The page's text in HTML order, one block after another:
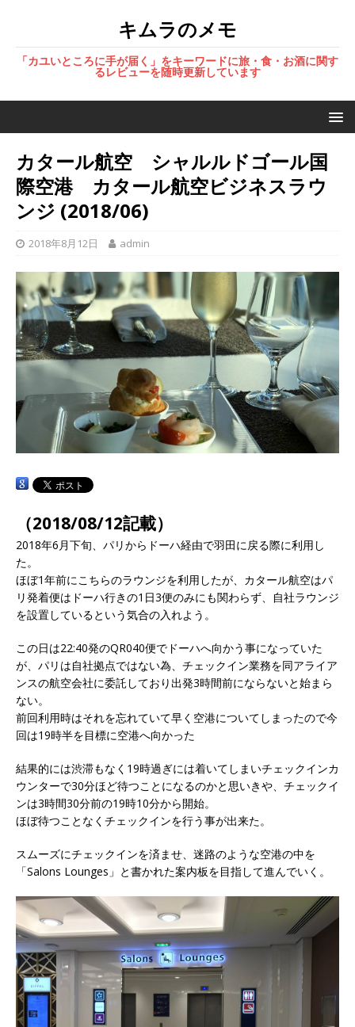
キムラのメモ
「カユいところに手が届く」をキーワードに旅・食・お酒に関す
るレビューを随時更新しています
カタール航空 シャルルドゴール国
際空港 カタール航空ビジネスラウ
ンジ (2018/06)
2018年8月12日 admin
（2018/08/12記載）
2018年6月下旬、パリからドーハ経由で羽田に戻る際に利用し
た。
ほぼ1年前にこちらのラウンジを利用したが、カタール航空はパ
リ発着便はドーハ行きの1日3便のみにも関わらず、自社ラウンジ
を設置しているという気合の入れよう。
この日は22:40発のQR040便でドーハへ向かう事になっていた
が、パリは自社拠点ではない為、チェックイン業務を同アライア
ンスの航空会社に委託しており出発3時間前にならないと始まら
ない。
前回利用時はそれを忘れていて早く空港についてしまったので今
回は19時半を目標に空港へ向かった
結果的には渋滞もなく19時過ぎには着いてしまいチェックインカ
ウンターで30分ほど待つことになるのかと思いきや、チェックイ
ンは3時間30分前の19時10分から開始。
ほぼ待つことなくチェックインを行う事が出来た。
スムーズにチェックインを済ませ、迷路のような空港の中を
「Salons Lounges」と書かれた案内板を目指して進んでいく。